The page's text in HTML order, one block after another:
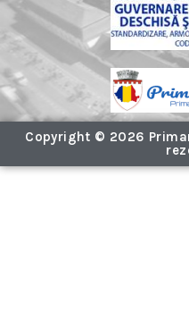
Copyright © 2026